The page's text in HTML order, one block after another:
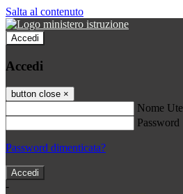
Salta al contenuto
Accedi
Accedi
button close ×
Nome
Password
Password dimenticata?
-